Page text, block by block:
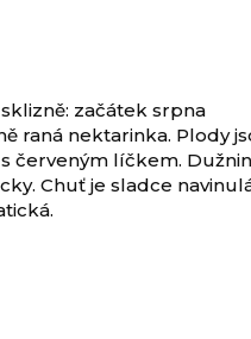
začátek srpna
raná nektarinka. Plody
červeným líčkem.
Chuť je sladce